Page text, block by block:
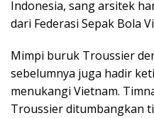
Indonesia, sang arsitek
dari Federasi Sepak Bola
Mimpi buruk Troussier
sebelumnya juga hadir
menukangi Vietnam.
Troussier ditumbangkan